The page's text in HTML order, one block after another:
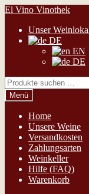
Zur
springen
Zum
springen
El Vino Vinothek
Unser
DE
EN
DE
Suchen
nach:
Menü
Home
Unsere Weine
Versandkosten
Zahlungsarten
Weinkeller
Hilfe (FAQ)
Warenkorb